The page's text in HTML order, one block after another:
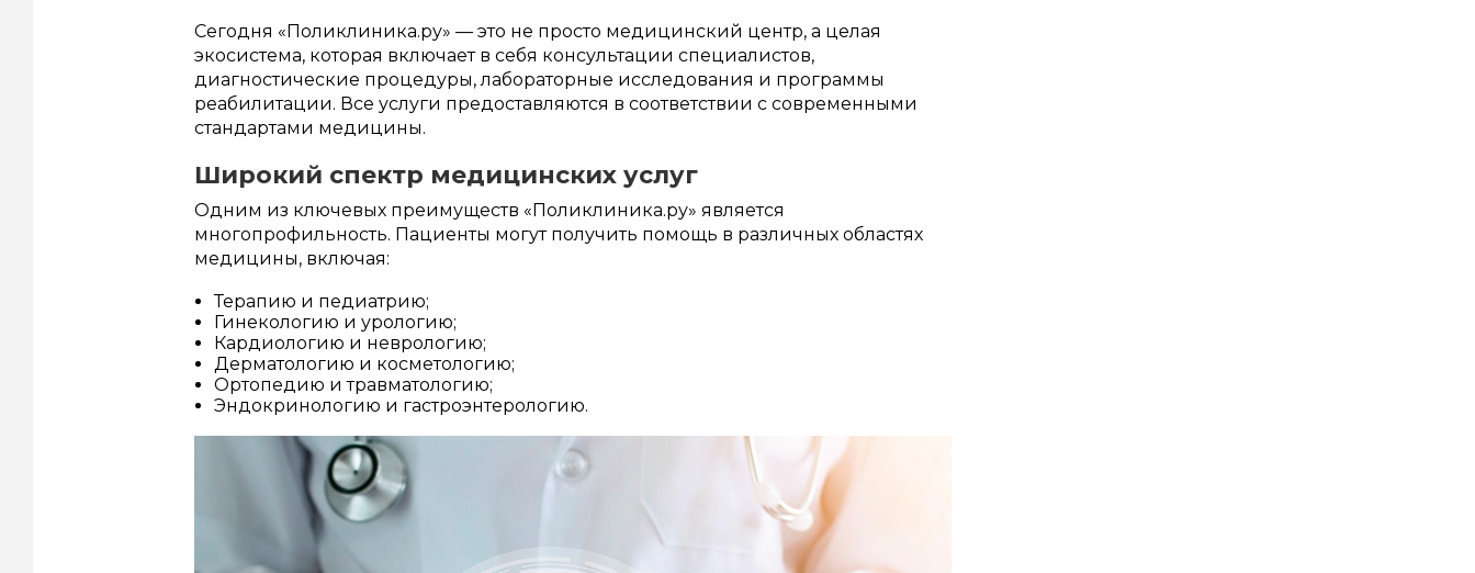
Сегодня «Поликлиника.ру» — это не просто медицинский центр, а целая
экосистема, которая включает в себя консультации специалистов,
диагностические процедуры, лабораторные исследования и программы
реабилитации. Все услуги предоставляются в соответствии с современными
стандартами медицины.
Широкий спектр медицинских услуг
Одним из ключевых преимуществ «Поликлиника.ру» является
многопрофильность. Пациенты могут получить помощь в различных областях
медицины, включая:
Терапию и педиатрию;
Гинекологию и урологию;
Кардиологию и неврологию;
Дерматологию и косметологию;
Ортопедию и травматологию;
Эндокринологию и гастроэнтерологию.